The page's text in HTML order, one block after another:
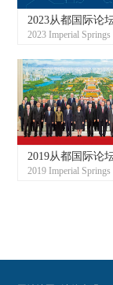
2023从都国际论
2019从都国际论